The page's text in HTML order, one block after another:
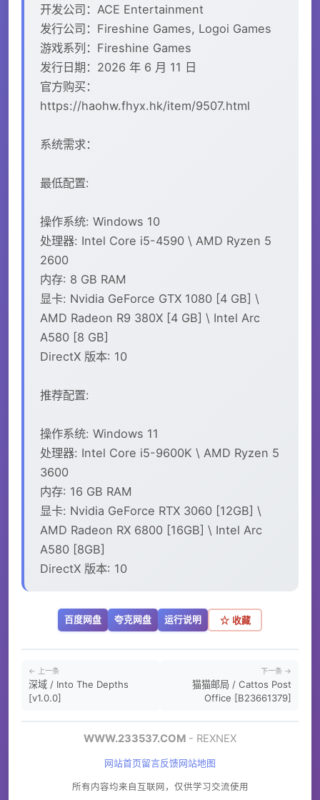
开发公司：ACE Entertainment
发行公司：Fireshine Games, Logoi Games
游戏系列：Fireshine Games
发行日期：2026 年 6 月 11 日
官方购买：
https://haohw.fhyx.hk/item/9507.html
系统需求：
最低配置:
操作系统: Windows 10
处理器: Intel Core i5-4590 \ AMD Ryzen 5
2600
内存: 8 GB RAM
显卡: Nvidia GeForce GTX 1080 [4 GB] \
AMD Radeon R9 380X [4 GB] \ Intel Arc
A580 [8 GB]
DirectX 版本: 10
推荐配置:
操作系统: Windows 11
处理器: Intel Core i5-9600K \ AMD Ryzen 5
3600
内存: 16 GB RAM
显卡: Nvidia GeForce RTX 3060 [12GB] \
AMD Radeon RX 6800 [16GB] \ Intel Arc
A580 [8GB]
DirectX 版本: 10
百度网盘 夸克网盘 运行说明 ☆ 收藏
← 上一条
深域 / Into The Depths
[v1.0.0]
下一条 →
猫猫邮局 / Cattos Post
Office [B23661379]
WWW.233537.COM - REXNEX
网站首页留言反馈网站地图
所有内容均来自互联网，仅供学习交流使用